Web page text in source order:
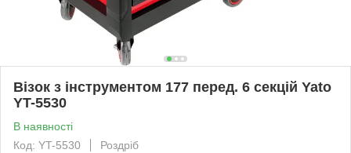
Візок з інструментом 177 перед. 6 секцій Yato
YT-5530
В наявності
Код: YT-5530
Роздріб